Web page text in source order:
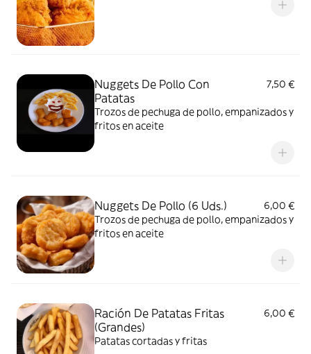
Nuggets De Pollo Con
Patatas
7,50 €
Trozos de pechuga de pollo, empanizados y
fritos en aceite
Nuggets De Pollo (6 Uds.)
6,00 €
Trozos de pechuga de pollo, empanizados y
fritos en aceite
Ración De Patatas Fritas
(Grandes)
6,00 €
Patatas cortadas y fritas